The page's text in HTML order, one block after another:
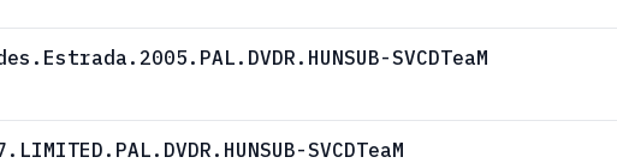
SVCDTeaM
SVCDTeaM